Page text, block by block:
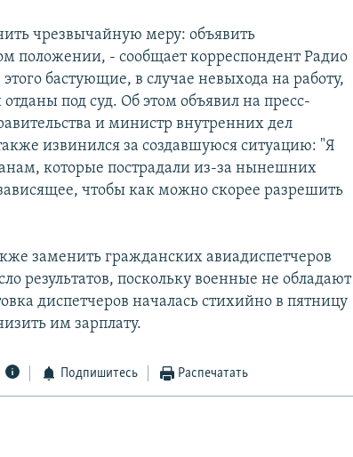
чрезвычайную меру: объявить
положении, - сообщает корреспондент Радио
бастующие, в случае невыхода на работу,
под суд. Об этом объявил на пресс-
и министр внутренних дел
извинился за создавшуюся ситуацию: "Я
которые пострадали из-за нынешних
чтобы как можно скорее разрешить
заменить гражданских авиадиспетчеров
результатов, поскольку военные не обладают
диспетчеров началась стихийно в пятницу
им зарплату.
Подпишитесь Распечатать